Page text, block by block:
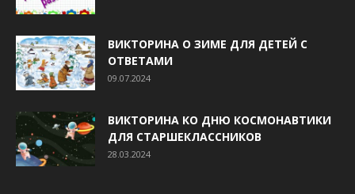
ВИКТОРИНА О ЗИМЕ ДЛЯ ДЕТЕЙ С
ОТВЕТАМИ
09.07.2024
ВИКТОРИНА КО ДНЮ КОСМОНАВТИКИ
ДЛЯ СТАРШЕКЛАССНИКОВ
28.03.2024